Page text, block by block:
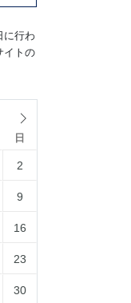
に行わ
イトの
日
2
9
16
23
30